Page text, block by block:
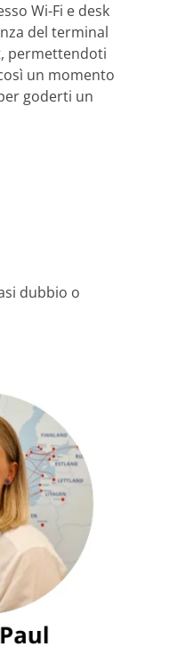
Wi-Fi e desk
del terminal
permettendoti
un momento
goderti un
dubbio o